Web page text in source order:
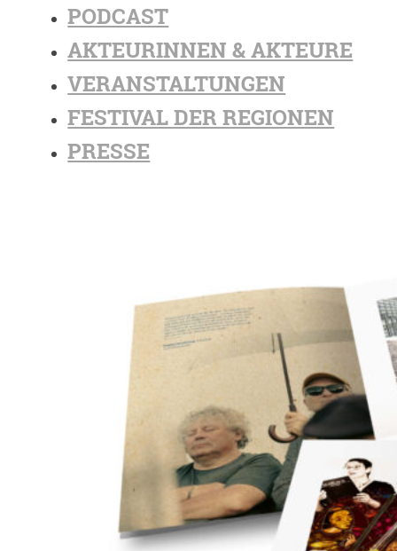
PODCAST
AKTEURINNEN & AKTEURE
VERANSTALTUNGEN
FESTIVAL DER REGIONEN
PRESSE